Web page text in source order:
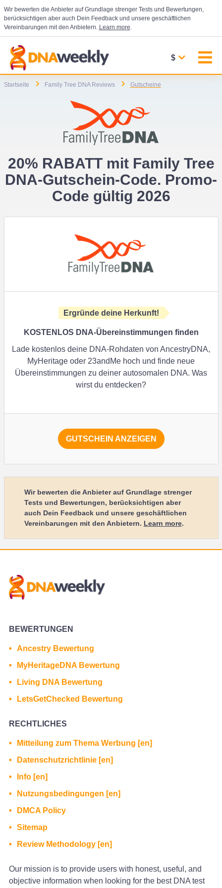
Wir bewerten die Anbieter auf Grundlage strenger Tests und Bewertungen,
berücksichtigen aber auch Dein Feedback und unsere geschäftlichen
Vereinbarungen mit den Anbietern. Learn more.
$
Startseite Family Tree DNA Reviews Gutscheine
20% RABATT mit Family Tree
DNA-Gutschein-Code. Promo-
Code gültig 2026
Ergründe deine Herkunft!
KOSTENLOS DNA-Übereinstimmungen finden
Lade kostenlos deine DNA-Rohdaten von AncestryDNA,
MyHeritage oder 23andMe hoch und finde neue
Übereinstimmungen zu deiner autosomalen DNA. Was
wirst du entdecken?
GUTSCHEIN ANZEIGEN
Wir bewerten die Anbieter auf Grundlage strenger
Tests und Bewertungen, berücksichtigen aber
auch Dein Feedback und unsere geschäftlichen
Vereinbarungen mit den Anbietern. Learn more.
BEWERTUNGEN
Ancestry Bewertung
MyHeritageDNA Bewertung
Living DNA Bewertung
LetsGetChecked Bewertung
RECHTLICHES
Mitteilung zum Thema Werbung [en]
Datenschutzrichtlinie [en]
Info [en]
Nutzungsbedingungen [en]
DMCA Policy
Sitemap
Review Methodology [en]
Our mission is to provide users with honest, useful, and
objective information when looking for the best DNA test